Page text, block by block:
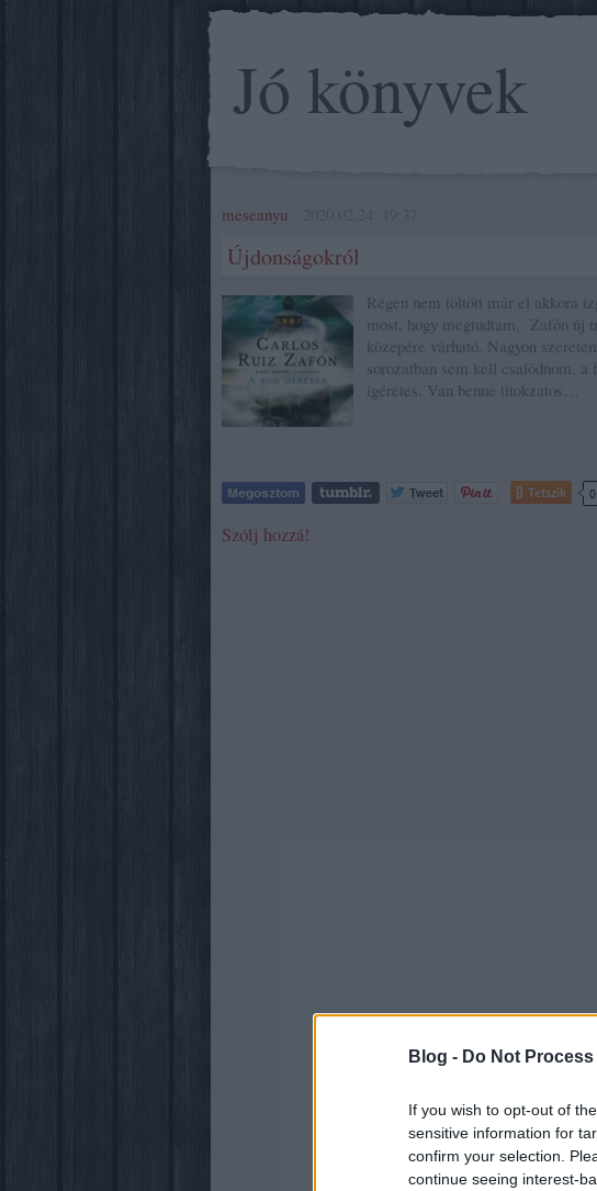
Blog - Do Not
If you wish to opt-out of
sensitive information for
confirm your selection.
continue seeing interest-
Jó könyvek
meseanyu
Újdonságokról
Régen nem töltött már el akkora
most, hogy megtudtam, Zafón új
közepére várható. Nagyon
sorozatban sem kell csalódnom, a
ígéretes. Van benne titokzatos…
Tetszik 0
Szólj hozzá!